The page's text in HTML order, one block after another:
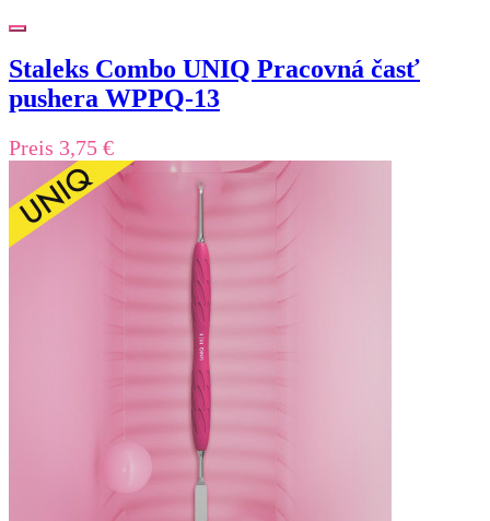
Staleks Combo UNIQ Pracovná časť
pushera WPPQ-13
Preis 3,75 €